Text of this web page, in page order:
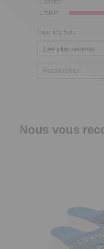
2 étoiles
1 étoile
Trier les avis
Nous vous